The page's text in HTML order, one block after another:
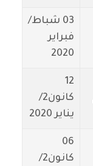
03 شباط/
فبراير
2020
12
كانون2/
يناير 2020
06
كانون2/